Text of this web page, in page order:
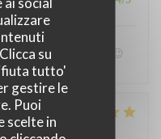
su
tutto'
gestire le
Puoi
scelte in
Personnel au top😉